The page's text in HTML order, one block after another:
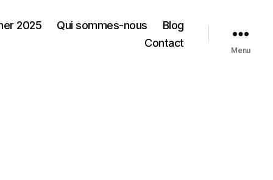
2025 Qui sommes-nous
Blog
Contact
Menu